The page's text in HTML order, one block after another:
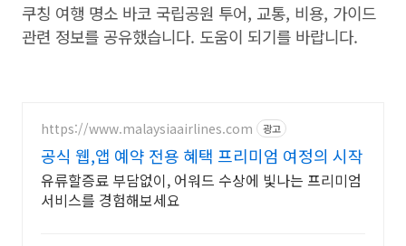
쿠칭 여행 명소 바코 국립공원 투어, 교통, 비용, 가이드
관련 정보를 공유했습니다. 도움이 되기를 바랍니다.
https://www.malaysiaairlines.com 광고
공식 웹,앱 예약 전용 혜택 프리미엄 여정의 시작
유류할증료 부담없이, 어워드 수상에 빛나는 프리미엄
서비스를 경험해보세요